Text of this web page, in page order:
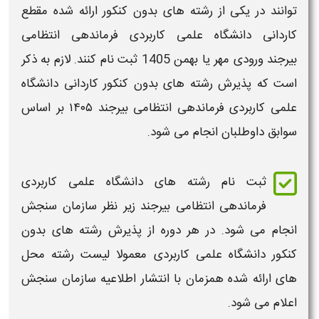
توانند در یکی از رشته های بدون کنکورارائه شده مقطع
کاردانی دانشگاه علمی کاربردی فرماندهی انتظامی
بیرجند ورودی مهر یا بهمن1405 ثبت نام کنند. لازم به ذکر
است که پذیرش رشته های بدون کنکور کاردانی دانشگاه
علمی کاربردی
فرماندهی انتظامی بیرجند ۱۴۰۵ بر اساس
سوابق داوطلبان انجام می شود.
ثبت نام رشته های دانشگاه علمی کاربردی
فرماندهی انتظامی بیرجند زیر نظر سازمان سنجش
انجام می شود. در هر دوره از پذیرش رشته های بدون
کنکور دانشگاه علمی کاربردی معمولا لیست رشته محل
های ارائه شده همزمان با انتشار اطلاعیه سازمان سنجش
اعلام می شود.